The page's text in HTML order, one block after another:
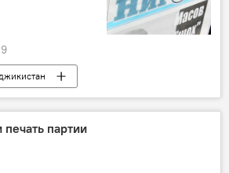
Культура
партии